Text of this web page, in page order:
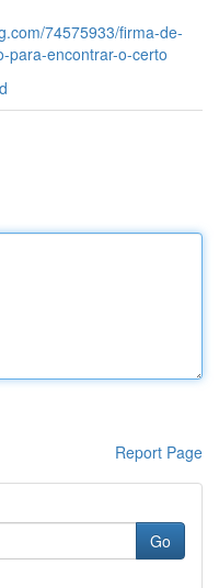
74575933/firma-de-
para-encontrar-o-certo
Report Page
Go